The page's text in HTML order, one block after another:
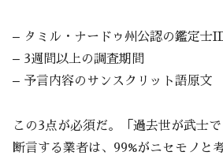
– タミル・ナードゥ州公認の鑑定士
– 3週間以上の調査期間
– 予言内容のサンスクリット語原文
この3点が必須だ。「過去世が武士
断言する業者は、99%がニセモノと